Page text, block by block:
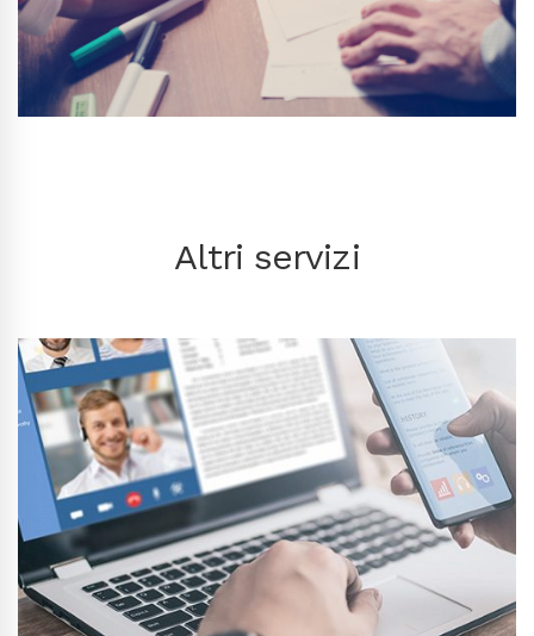
Altri servizi